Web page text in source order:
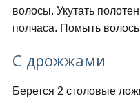
волосы. Укутать
полчаса. Помыть
С дрожжами
Берется 2 столовые